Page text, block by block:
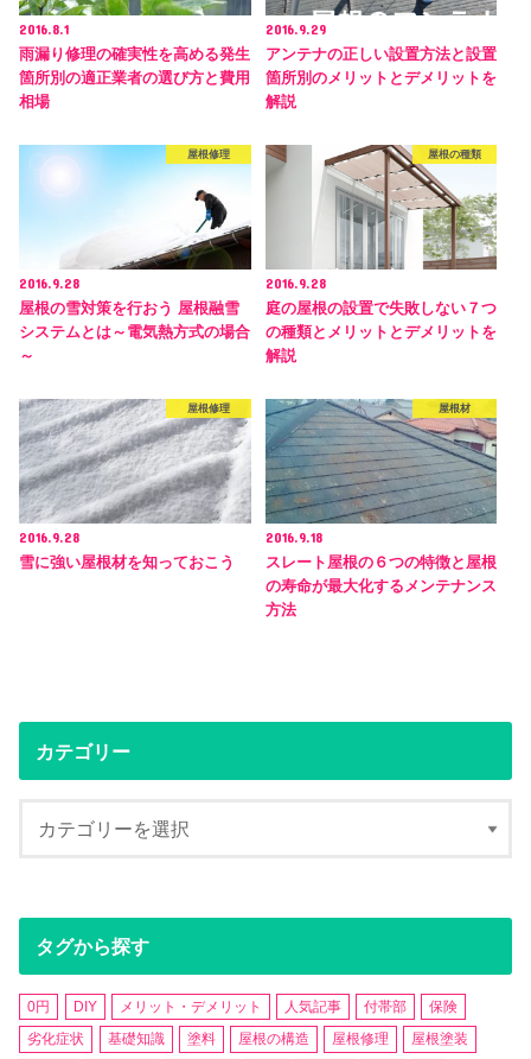
2016.8.1
雨漏り修理の確実性を高める発生
箇所別の適正業者の選び方と費用
相場
2016.9.29
アンテナの正しい設置方法と設置
箇所別のメリットとデメリットを
解説
屋根修理
2016.9.28
屋根の雪対策を行おう 屋根融雪
システムとは～電気熱方式の場合
～
屋根の種類
2016.9.28
庭の屋根の設置で失敗しない７つ
の種類とメリットとデメリットを
解説
屋根修理
2016.9.28
雪に強い屋根材を知っておこう
屋根材
2016.9.18
スレート屋根の６つの特徴と屋根
の寿命が最大化するメンテナンス
方法
カテゴリー
タグから探す
0円 DIY メリット・デメリット 人気記事 付帯部
保険
劣化症状
基礎知識 塗料 屋根の構造 屋根修理
屋根塗装